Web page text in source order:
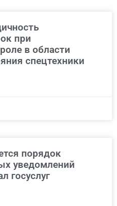
при
в области
спецтехники
порядок
уведомлений
госуслуг